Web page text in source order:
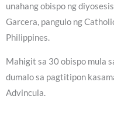
unahang obispo ng
Garcera, pangulo ng
Philippines.
Mahigit sa 30 obispo mula
dumalo sa pagtitipon
Advincula.